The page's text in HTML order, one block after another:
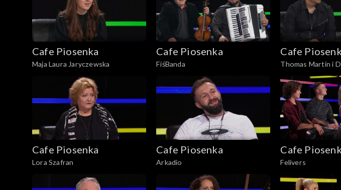
Cafe Piosenka
Maja Laura Jaryczewska
Cafe Piosenka
FiśBanda
Cafe
Thomas Martin i
Cafe Piosenka
Lora Szafran
Cafe Piosenka
Arkadio
Cafe
Felivers